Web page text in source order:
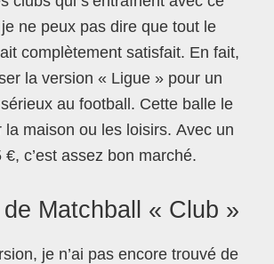
ne peux pas dire que tout le
complètement satisfait. En fait,
la version « Ligue » pour un
au football. Cette balle le
la maison ou les loisirs. Avec un
c’est assez bon marché.
Matchball « Club »
je n’ai pas encore trouvé de